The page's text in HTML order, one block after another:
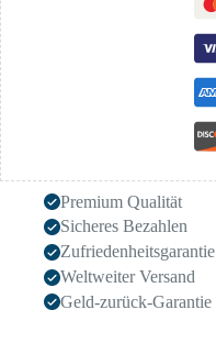
Premium Qualität
Sicheres Bezahlen
Zufriedenheitsgarantie
Weltweiter Versand
Geld-zurück-Garantie